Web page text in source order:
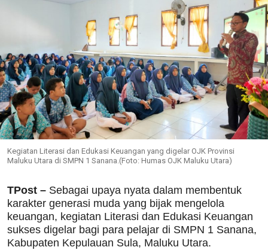
Kegiatan Literasi dan Edukasi Keuangan yang digelar OJK Provinsi
Maluku Utara di SMPN 1 Sanana.(Foto: Humas OJK Maluku Utara)
TPost – Sebagai upaya nyata dalam membentuk
karakter generasi muda yang bijak mengelola
keuangan, kegiatan Literasi dan Edukasi Keuangan
sukses digelar bagi para pelajar di SMPN 1 Sanana,
Kabupaten Kepulauan Sula, Maluku Utara.